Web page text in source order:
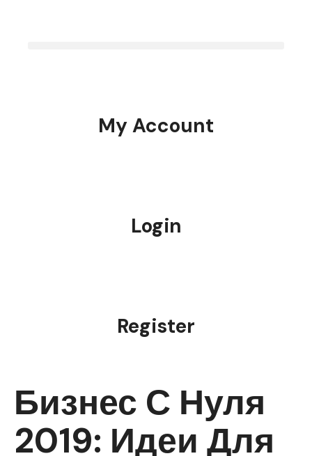
My Account
Login
Register
Бизнес С Нуля
2019: Идеи Для